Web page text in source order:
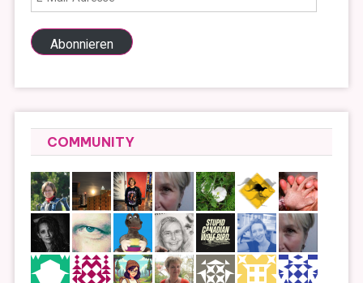
Mail-
Adresse
Abonnieren
COMMUNITY